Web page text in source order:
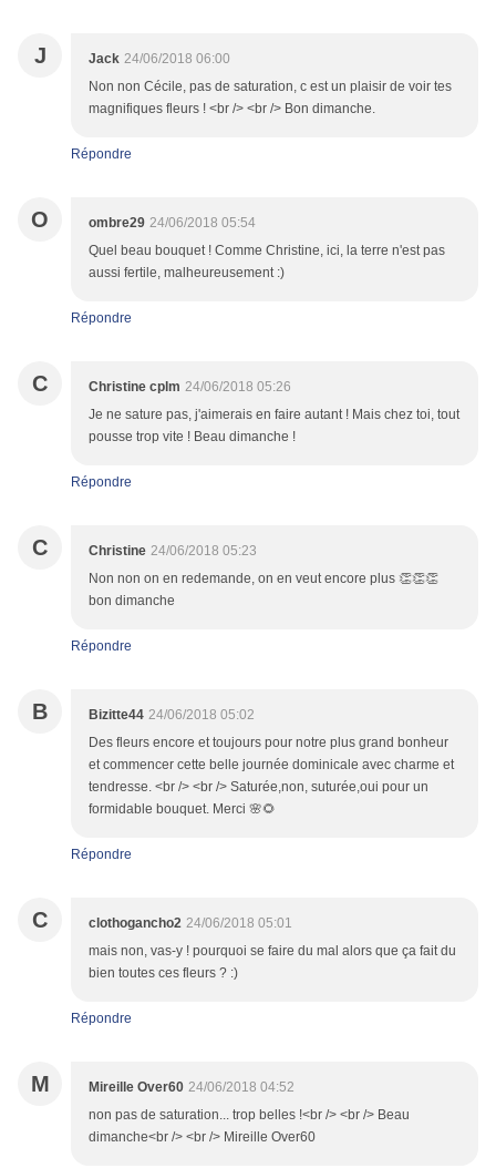
J Jack 24/06/2018 06:00
Non non Cécile, pas de saturation, c est un plaisir de voir tes
magnifiques fleurs ! <br /> <br /> Bon dimanche.
Répondre
O ombre29 24/06/2018 05:54
Quel beau bouquet ! Comme Christine, ici, la terre n'est pas
aussi fertile, malheureusement :)
Répondre
C Christine cplm 24/06/2018 05:26
Je ne sature pas, j'aimerais en faire autant ! Mais chez toi, tout
pousse trop vite ! Beau dimanche !
Répondre
C Christine 24/06/2018 05:23
Non non on en redemande, on en veut encore plus 👏👏👏
bon dimanche
Répondre
B Bizitte44 24/06/2018 05:02
Des fleurs encore et toujours pour notre plus grand bonheur
et commencer cette belle journée dominicale avec charme et
tendresse. <br /> <br /> Saturée,non, suturée,oui pour un
formidable bouquet. Merci 🌸🌻
Répondre
C clothogancho2 24/06/2018 05:01
mais non, vas-y ! pourquoi se faire du mal alors que ça fait du
bien toutes ces fleurs ? :)
Répondre
M Mireille Over60 24/06/2018 04:52
non pas de saturation... trop belles !<br /> <br /> Beau
dimanche<br /> <br /> Mireille Over60